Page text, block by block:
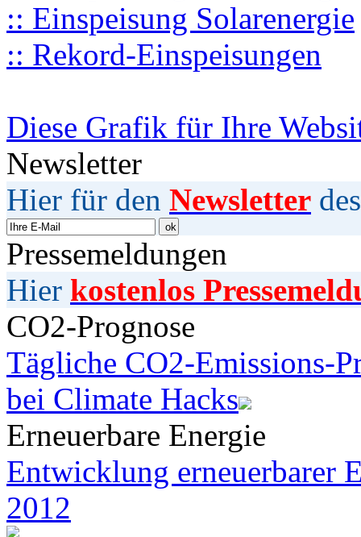
:: Einspeisung Solarenergie
:: Rekord-Einspeisungen
Diese Grafik für Ihre
Newsletter
Hier für den Newsletter
Pressemeldungen
Hier kostenlos
CO2-Prognose
Tägliche CO2-Emissions-
bei Climate Hacks
Erneuerbare Energie
Entwicklung erneuerbarer
2012